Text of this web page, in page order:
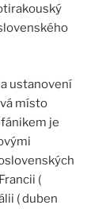
ustanovení
místo
je
(
( duben